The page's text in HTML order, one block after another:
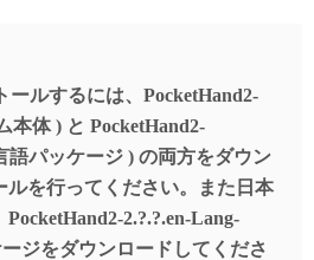
ールするには、PocketHand2-
本体 ) と PocketHand2-
語パッケージ ) の両方をダウン
ルを行ってください。また日本
2.?.?.en-Lang-
ジをダウンロードしてくださ